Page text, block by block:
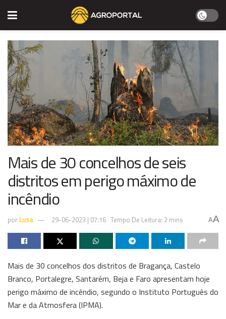
Mais de 30 concelhos de seis
distritos em perigo máximo de
incêndio
por Lusa 29-06-2023 | 07:16 Tempo De Leitura: 2 mins AA
Mais de 30 concelhos dos distritos de Bragança, Castelo
Branco, Portalegre, Santarém, Beja e Faro apresentam hoje
perigo máximo de incêndio, segundo o Instituto Português do
Mar e da Atmosfera (IPMA).